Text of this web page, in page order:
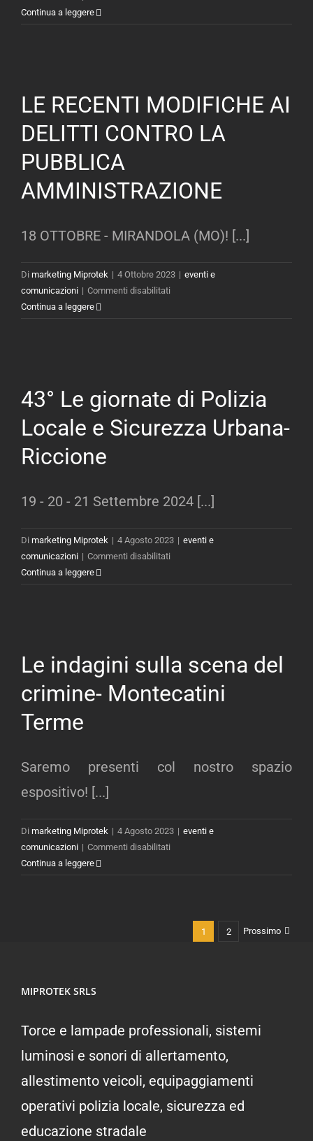
Continua a leggere
LE RECENTI MODIFICHE AI
DELITTI CONTRO LA
PUBBLICA
AMMINISTRAZIONE
18 OTTOBRE - MIRANDOLA (MO)! [...]
Di marketing Miprotek | 4 Ottobre 2023 | eventi e
comunicazioni | Commenti disabilitati
LA
AMMINISTRAZIONE
Continua a leggere
43° Le giornate di Polizia
Locale e Sicurezza Urbana-
Riccione
19 - 20 - 21 Settembre 2024 [...]
Di marketing Miprotek | 4 Agosto 2023 | eventi e
comunicazioni | Commenti disabilitati
e
Sicurezza
Urbana-
Continua a leggere
Le indagini sulla scena del
crimine- Montecatini
Terme
Saremo presenti col nostro spazio
espositivo! [...]
Di marketing Miprotek | 4 Agosto 2023 | eventi e
comunicazioni | Commenti disabilitati
crimine-
Continua a leggere
1 2 Prossimo
MIPROTEK SRLS
Torce e lampade professionali, sistemi
luminosi e sonori di allertamento,
allestimento veicoli, equipaggiamenti
operativi polizia locale, sicurezza ed
educazione stradale